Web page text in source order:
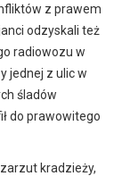
z prawem
odzyskali też
radiowozu w
jednej z ulic w
śladów
do prawowitego
kradzieży,